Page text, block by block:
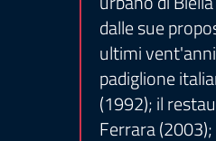
dalle sue
ultimi
padiglione
(1992); il
Ferrara